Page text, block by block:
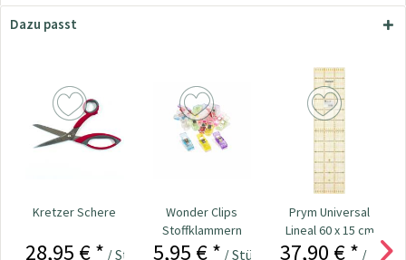
Dazu passt
Kretzer Schere
28,95 € * / Stück
Wonder Clips
Stoffklammern
klein - 20 Stück
5,95 € * / Stück
Prym Universal
Lineal 60 x 15 cm
37,90 € * / Stück